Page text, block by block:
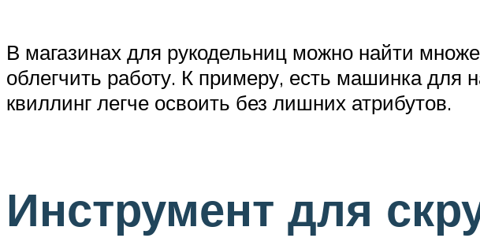
В магазинах для рукодельниц можно найти
облегчить работу. К примеру, есть машинка
квиллинг легче освоить без лишних атрибутов.
Инструмент для